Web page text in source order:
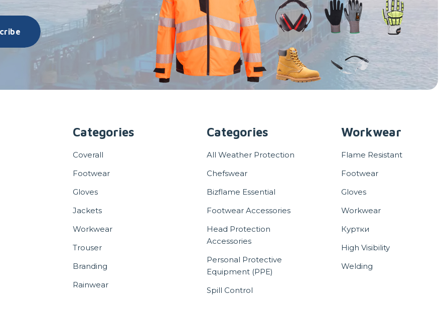
Categories
Coverall
Footwear
Gloves
Jackets
Workwear
Trouser
Branding
Rainwear
Categories
All Weather Protection
Chefswear
Bizflame Essential
Footwear Accessories
Head Protection
Accessories
Personal Protective
Equipment (PPE)
Spill Control
Workwear
Flame Resistant
Footwear
Gloves
Workwear
Куртки
High Visibility
Welding